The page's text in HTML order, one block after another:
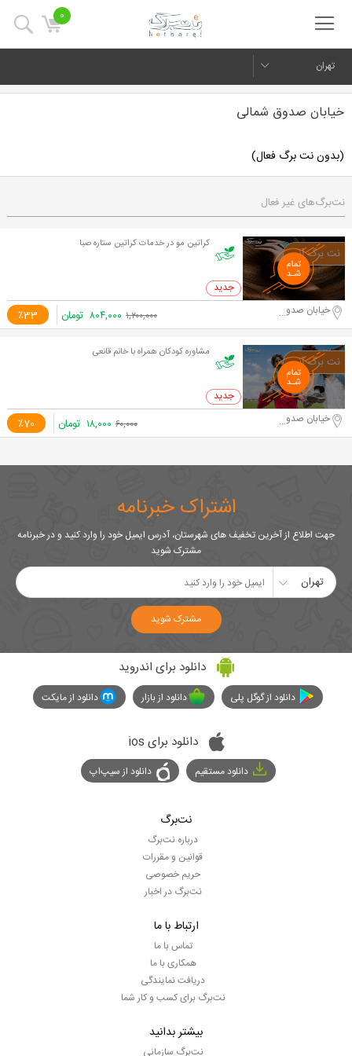
0
تهران
خیابان صدوق شمالی
(بدون نت برگ فعال)
نت‌برگ‌های غیر فعال
کراتین مو در خدمات کراتین ستاره صبا
0 خرید
٪33 خیابان صدوق شمالی ۱,۲۰۰,۰۰۰ ۸۰۴,۰۰۰ تومان
مشاوره کودکان همراه با خانم قانعی
0 خرید
٪70 خیابان صدوق شمالی ۶۰,۰۰۰ ۱۸,۰۰۰ تومان
اشتراک خبرنامه
جهت اطلاع از آخرین تخفیف های شهرستان، آدرس ایمیل خود را وارد کنید و در خبرنامه
مشترک شوید
تهران
مشترک شوید
دانلود برای اندروید
دانلود از گوگل پلی دانلود از بازار دانلود از مایکت
دانلود برای ios
دانلود مستقیم دانلود از سیپ‌اپ
نت‌برگ
درباره نت‌برگ
قوانین و مقررات
حریم خصوصی
نت‌برگ در اخبار
ارتباط با ما
تماس با ما
همکاری با ما
دریافت نمایندگی
نت‌برگ برای کسب و کار شما
بیشتر بدانید
نت‌برگ سازمانی